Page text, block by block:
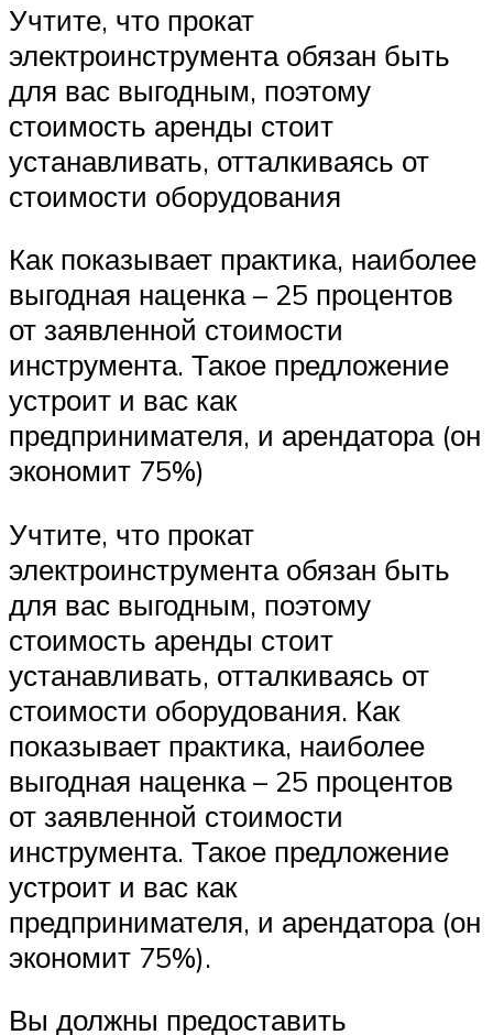
Учтите, что прокат
электроинструмента обязан быть
для вас выгодным, поэтому
стоимость аренды стоит
устанавливать, отталкиваясь от
стоимости оборудования
Как показывает практика, наиболее
выгодная наценка – 25 процентов
от заявленной стоимости
инструмента. Такое предложение
устроит и вас как
предпринимателя, и арендатора (он
экономит 75%)
Учтите, что прокат
электроинструмента обязан быть
для вас выгодным, поэтому
стоимость аренды стоит
устанавливать, отталкиваясь от
стоимости оборудования. Как
показывает практика, наиболее
выгодная наценка – 25 процентов
от заявленной стоимости
инструмента. Такое предложение
устроит и вас как
предпринимателя, и арендатора (он
экономит 75%).
Вы должны предоставить